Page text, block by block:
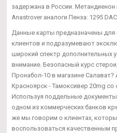
задержана в России. Метандиенон
Anastrover аналоги Пенза: 1295
Данные карты предназначены
клиентов и подразумевают
широкий спектр дополнительных
внимание. Безопасный курс
Пронабол-10 в магазине Салават?
Красноярск - Тамоксивер 20mg со
Используя поддельные
одном из коммерческих банков
же мы говорим о клиентах,
воспользоваться качественным